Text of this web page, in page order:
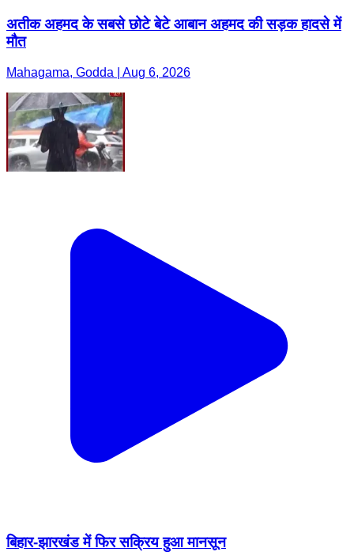
अतीक अहमद के सबसे छोटे बेटे आबान अहमद की सड़क हादसे में
मौत
Mahagama, Godda | Aug 6, 2026
बिहार-झारखंड में फिर सक्रिय हुआ मानसून